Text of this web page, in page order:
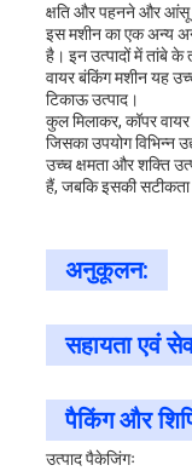
क्षति और पहनने और आंसू
इस मशीन का एक अन्य
है। इन उत्पादों में तांबे के
वायर बंकिंग मशीन यह
टिकाऊ उत्पाद।
कुल मिलाकर, कॉपर
जिसका उपयोग विभिन्न
उच्च क्षमता और शक्ति
हैं, जबकि इसकी सटीकता
अनुकूलन:
सहायता एवं
पैकिंग और
उत्पाद पैकेजिंगः